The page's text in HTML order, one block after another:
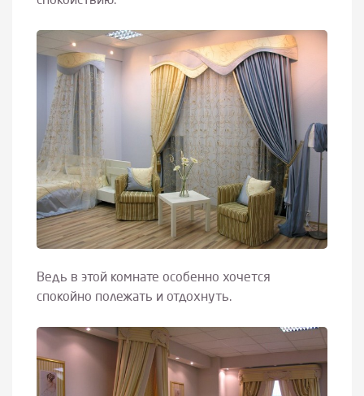
Ведь в этой комнате особенно хочется
спокойно полежать и отдохнуть.